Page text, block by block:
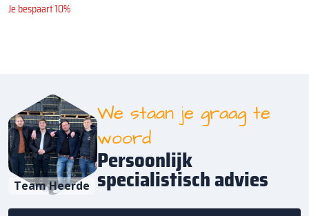
Je bespaart 10%
Team Heerde
We staan je graag te
woord
Persoonlijk
specialistisch advies